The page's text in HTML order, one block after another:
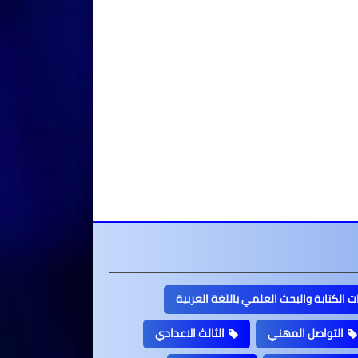
الكتابة والبحث العلمي باللغة العربية
التواصل المهني
الثالث الاعدادي